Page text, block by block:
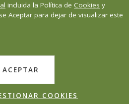
incluida la Política de Cookies y
Aceptar para dejar de visualizar este
ACEPTAR
COOKIES